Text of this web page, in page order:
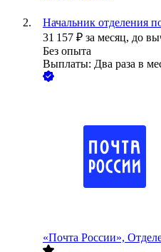
Начальник отделения
31 157 ₽ за месяц, до
Без опыта
Выплаты: Два раза в
«Почта России»,